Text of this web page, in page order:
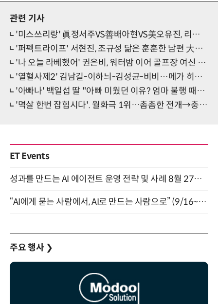
관련 기사
'미스쓰리랑' 眞정서주VS善배아현VS美오유진, 리벤지 매치 성사
'퍼펙트라이프' 서현진, 조규성 닮은 훈훈한 남편 大공개
'나 오늘 라베했어' 권은비, 워터밤 이어 골프장 여신 등극
'열혈사제2' 김남길-이하늬-김성균-비비…메가 히트작의 귀환
'아빠나' 백일섭 딸 "아빠 미웠던 이유? 엄마 불행 때문에…"
'멱살 한번 잡힙시다'. 월화극 1위…촘촘한 전개→충격 엔딩
ET Events
성과를 만드는 AI 에이전트 운영 전략 및 사례 8월 27일 개최
“AI에게 묻는 사람에서, AI로 만드는 사람으로” (9/16~17)
주요 행사 ❯